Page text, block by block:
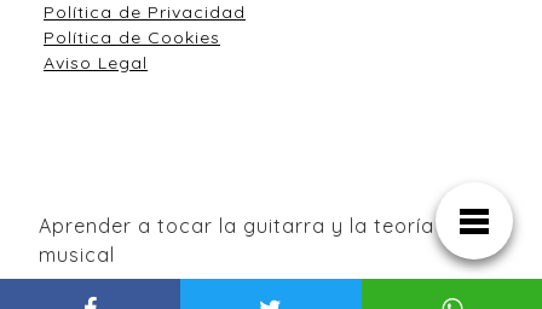
Política de Privacidad
Política de Cookies
Aviso Legal
Aprender a tocar la guitarra y la teoría
musical